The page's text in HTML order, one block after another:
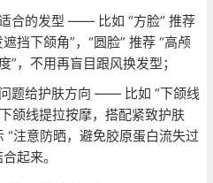
合的发型 —— 比如 “方脸” 推荐
挡下颌角”，“圆脸” 推荐 “高颅
，不用再盲目跟风换发型；
题给护肤方向 —— 比如 “下颌线
颌线提拉按摩，搭配紧致护肤
“注意防晒，避免胶原蛋白流失过
起来。